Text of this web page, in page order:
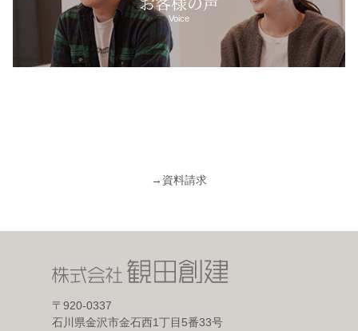
Voice
→ 資料請求
〒920-0337
石川県金沢市金石西1丁目5番33号